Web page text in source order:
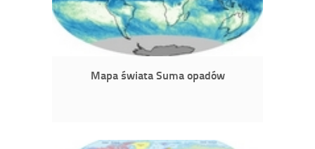
Mapa świata Suma opadów